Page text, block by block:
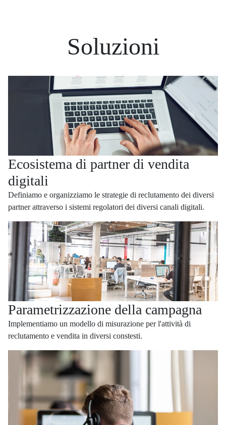
Soluzioni
Ecosistema di partner di vendita
digitali
Definiamo e organizziamo le strategie di reclutamento dei diversi
partner attraverso i sistemi regolatori dei diversi canali digitali.
Parametrizzazione della campagna
Implementiamo un modello di misurazione per l'attività di
reclutamento e vendita in diversi constesti.